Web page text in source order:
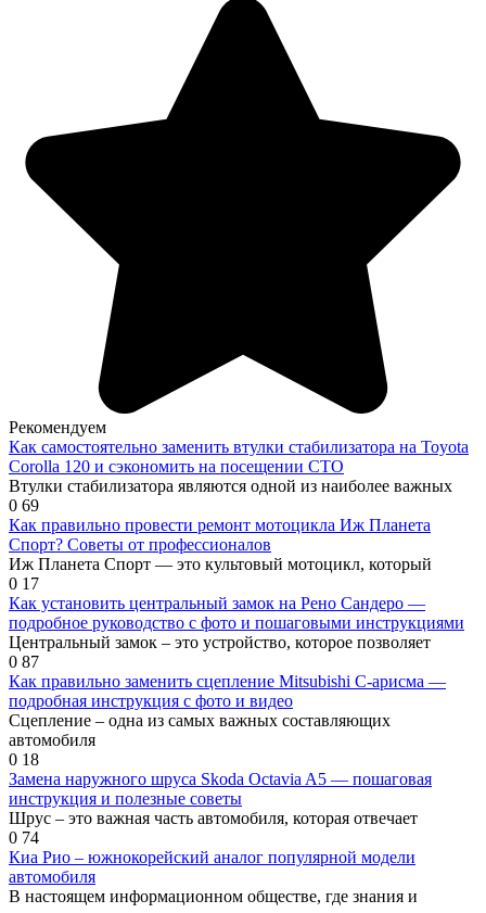
Рекомендуем
Как самостоятельно заменить втулки стабилизатора на Toyota
Corolla 120 и сэкономить на посещении СТО
Втулки стабилизатора являются одной из наиболее важных
0 69
Как правильно провести ремонт мотоцикла Иж Планета
Спорт? Советы от профессионалов
Иж Планета Спорт — это культовый мотоцикл, который
0 17
Как установить центральный замок на Рено Сандеро —
подробное руководство с фото и пошаговыми инструкциями
Центральный замок – это устройство, которое позволяет
0 87
Как правильно заменить сцепление Mitsubishi C-арисма —
подробная инструкция с фото и видео
Сцепление – одна из самых важных составляющих
автомобиля
0 18
Замена наружного шруса Skoda Octavia A5 — пошаговая
инструкция и полезные советы
Шрус – это важная часть автомобиля, которая отвечает
0 74
Киа Рио – южнокорейский аналог популярной модели
автомобиля
В настоящем информационном обществе, где знания и